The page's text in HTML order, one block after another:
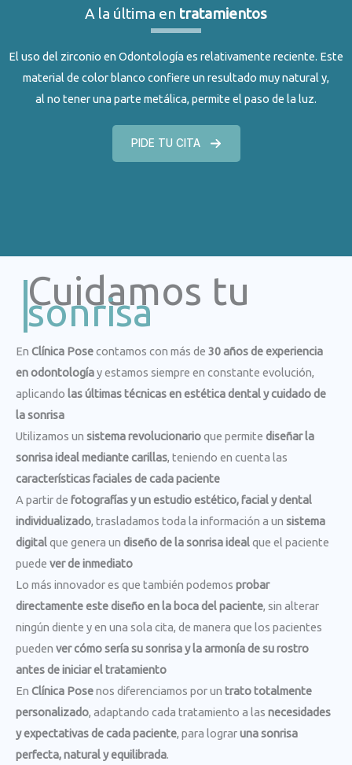
A la última en tratamientos
El uso del zirconio en Odontología es relativamente reciente. Este
material de color blanco confiere un resultado muy natural y,
al no tener una parte metálica, permite el paso de la luz.
PIDE TU CITA
Cuidamos tu
sonrisa
En Clínica Posecontamos con más de 30 años de experiencia
en odontologíay estamos siempre en constante evolución,
aplicando las últimas técnicas en estética dental y cuidado de
la sonrisa
Utilizamos un sistema revolucionarioque permite diseñar la
sonrisa ideal mediante carillas, teniendo en cuenta las
características faciales de cada paciente
A partir de fotografías y un estudio estético, facial y dental
individualizado, trasladamos toda la información a un sistema
digitalque genera un diseño de la sonrisa idealque el paciente
puede ver de inmediato
Lo más innovador es que también podemos probar
directamente este diseño en la boca del paciente, sin alterar
ningún diente y en una sola cita, de manera que los pacientes
pueden ver cómo sería su sonrisa y la armonía de su rostro
antes de iniciar el tratamiento
En Clínica Posenos diferenciamos por un trato totalmente
personalizado, adaptando cada tratamiento a las necesidades
y expectativas de cada paciente, para lograruna sonrisa
perfecta, natural y equilibrada.